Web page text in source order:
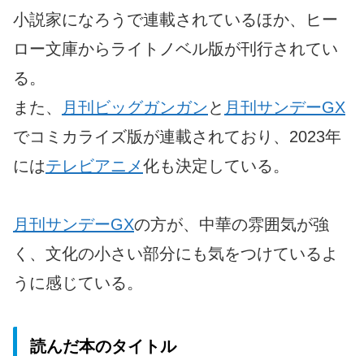
小説家になろうで連載されているほか、ヒー
ロー文庫からライトノベル版が刊行されてい
る。
また、
月刊ビッグガンガンと 月刊サンデーGX
でコミカライズ版が連載されており、2023年
にはテレビアニメ化も決定している。
月刊サンデーGXの方が、中華の雰囲気が強
く、文化の小さい部分にも気をつけているよ
うに感じている。
読んだ本のタイトル